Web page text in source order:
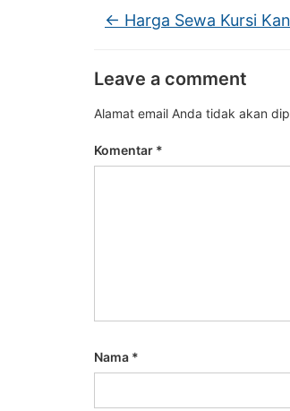
← Harga Sewa Kursi
Leave a comment
Alamat email Anda tidak akan
Komentar *
Nama *